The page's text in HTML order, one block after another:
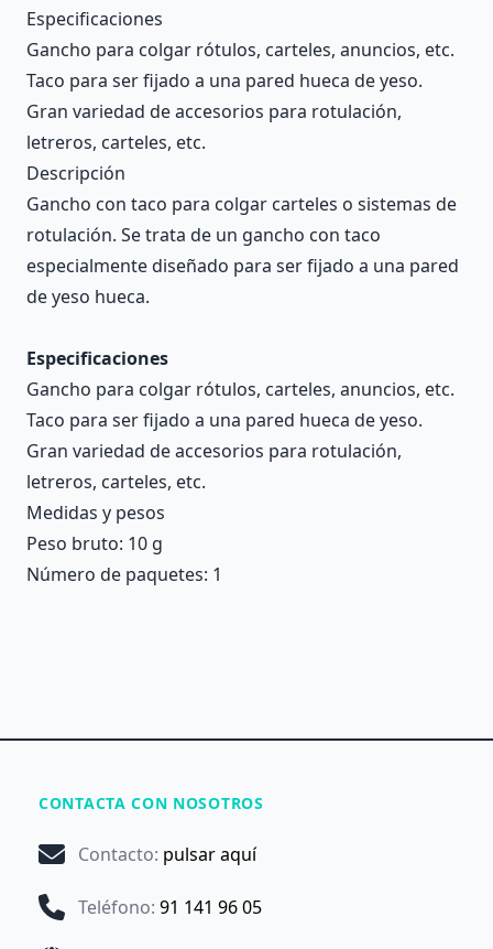
Description
Especificaciones
Gancho para colgar rótulos, carteles, anuncios, etc.
Taco para ser fijado a una pared hueca de yeso.
Gran variedad de accesorios para rotulación,
letreros, carteles, etc.
Descripción
Gancho con taco para colgar carteles o sistemas de
rotulación. Se trata de un gancho con taco
especialmente diseñado para ser fijado a una pared
de yeso hueca.
Especificaciones
Gancho para colgar rótulos, carteles, anuncios, etc.
Taco para ser fijado a una pared hueca de yeso.
Gran variedad de accesorios para rotulación,
letreros, carteles, etc.
Medidas y pesos
Peso bruto: 10 g
Número de paquetes: 1
CONTACTA CON NOSOTROS
Contacto: pulsar aquí
Teléfono: 91 141 96 05